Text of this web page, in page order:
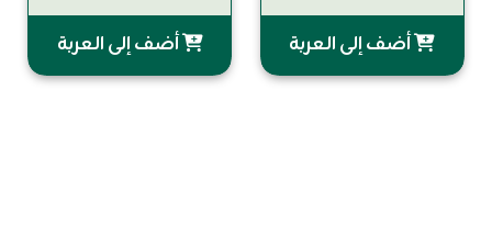
أضف إلى العربة أضف إلى العربة